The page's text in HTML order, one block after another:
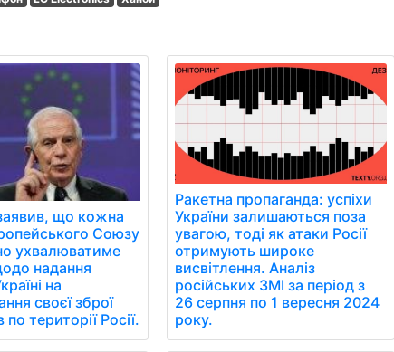
що кожна
Союзу
ухвалюватиме
надання
на
своєї зброї
по території Росії.
Ракетна пропаганда: успіхи
України залишаються поза
увагою, тоді як атаки Росії
отримують широке
висвітлення. Аналіз
російських ЗМІ за період з
26 серпня по 1 вересня 2024
року.